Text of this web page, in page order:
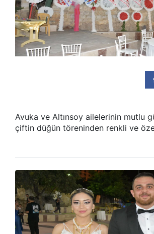
Avuka ve Altınsoy ailelerinin mutlu
çiftin düğün töreninden renkli ve